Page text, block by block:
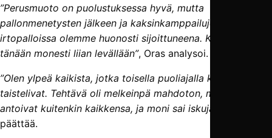
”Perusmuoto on puolustuksessa hyvä, mutta
pallonmenetysten jälkeen ja kaksinkamppailujen jälkeisissä
irtopalloissa olemme huonosti sijoittuneena. Keskikenttä oli
tänään monesti liian levällään”, Oras analysoi.
”Olen ylpeä kaikista, jotka toisella puoliajalla kentällä
taistelivat. Tehtävä oli melkeinpä mahdoton, mutta kaikki
antoivat kuitenkin kaikkensa, ja moni sai iskujakin”
päättää.